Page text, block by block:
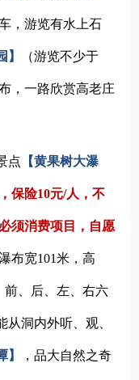
，游览有水上石
】 （游览不少于
，一路欣赏高老庄
点 【黄果树大瀑
保险10元/人，不
须消费项目，自愿
布宽101米，高
前、后、左、右六
从洞内外听、观、
】 ，品大自然之奇